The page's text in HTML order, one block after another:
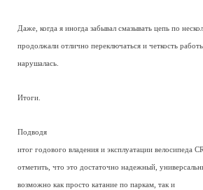
Даже, когда я иногда забывал смазывать цепь по
продолжали отлично переключаться и четкость
нарушалась.
Итоги.
Подводя
итог годового владения и эксплуатации велосипеда
отметить, что это достаточно надежный,
возможно как просто катание по паркам, так и